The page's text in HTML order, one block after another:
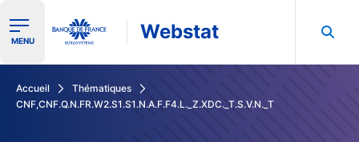
Ouvrir le menu de navigation
MENU Webstat
Accueil
Thématiques
CNF,CNF.Q.N.FR.W2.S1.S1.N.A.F.F4.L._Z.XDC._T.S.V.N._T